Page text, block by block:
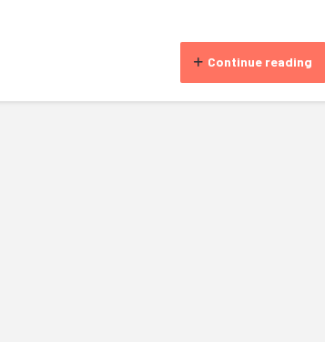
Continue reading